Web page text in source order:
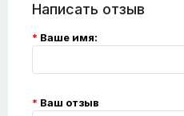
Написать отзыв
Ваше имя:
Ваш отзыв